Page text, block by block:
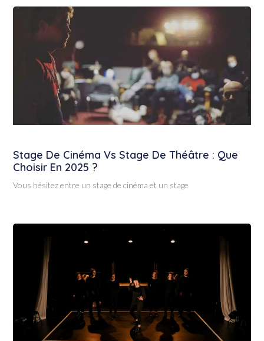
Stage De Cinéma Vs Stage De Théâtre : Que
Choisir En 2025 ?
Vous hésitez entre un stage de cinéma et un stage